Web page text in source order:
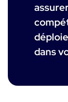
Tests de montée
Démo Produit
Centreon
Centreon
Centreon
Cas d’usage
dans